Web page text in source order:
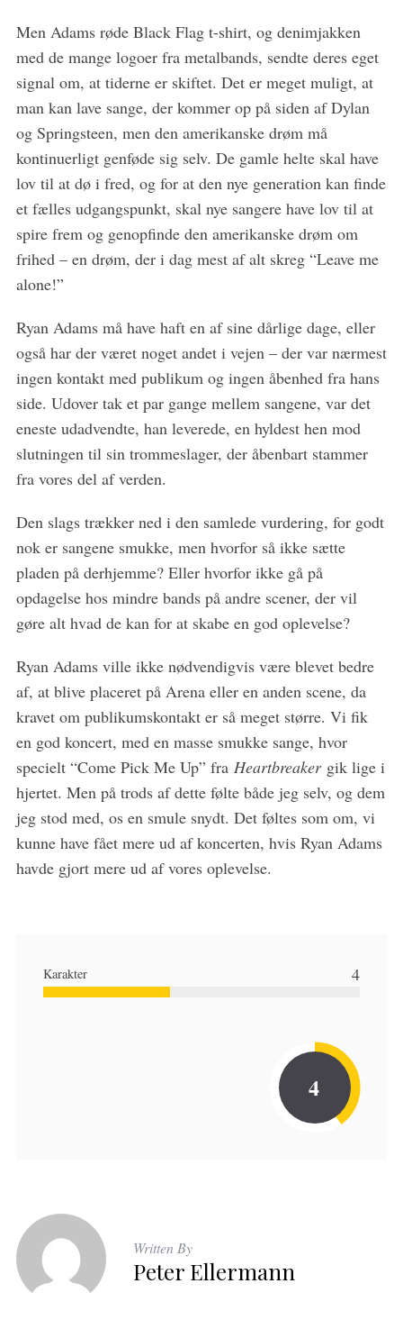
Men Adams røde Black Flag t-shirt, og denimjakken
med de mange logoer fra metalbands, sendte deres eget
signal om, at tiderne er skiftet. Det er meget muligt, at
man kan lave sange, der kommer op på siden af Dylan
og Springsteen, men den amerikanske drøm må
kontinuerligt genføde sig selv. De gamle helte skal have
lov til at dø i fred, og for at den nye generation kan finde
et fælles udgangspunkt, skal nye sangere have lov til at
spire frem og genopfinde den amerikanske drøm om
frihed – en drøm, der i dag mest af alt skreg “Leave me
alone!”
Ryan Adams må have haft en af sine dårlige dage, eller
også har der været noget andet i vejen – der var nærmest
ingen kontakt med publikum og ingen åbenhed fra hans
side. Udover tak et par gange mellem sangene, var det
eneste udadvendte, han leverede, en hyldest hen mod
slutningen til sin trommeslager, der åbenbart stammer
fra vores del af verden.
Den slags trækker ned i den samlede vurdering, for godt
nok er sangene smukke, men hvorfor så ikke sætte
pladen på derhjemme? Eller hvorfor ikke gå på
opdagelse hos mindre bands på andre scener, der vil
gøre alt hvad de kan for at skabe en god oplevelse?
Ryan Adams ville ikke nødvendigvis være blevet bedre
af, at blive placeret på Arena eller en anden scene, da
kravet om publikumskontakt er så meget større. Vi fik
en god koncert, med en masse smukke sange, hvor
specielt “Come Pick Me Up” fra Heartbreaker gik lige i
hjertet. Men på trods af dette følte både jeg selv, og dem
jeg stod med, os en smule snydt. Det føltes som om, vi
kunne have fået mere ud af koncerten, hvis Ryan Adams
havde gjort mere ud af vores oplevelse.
Karakter 4
4
Written By
Peter Ellermann